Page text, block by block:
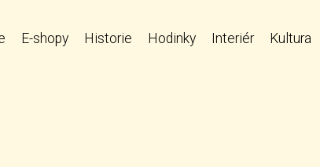
E-shopy Historie Hodinky Interiér Kultura